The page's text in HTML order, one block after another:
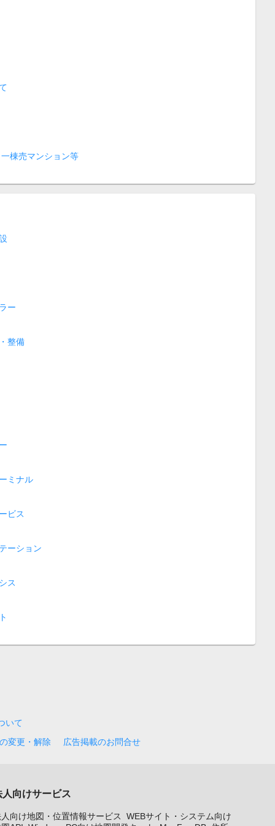
棟売マンション等
ー
整備
ミナル
ビス
ーション
ス
いて
変更・解除 広告掲載のお問合せ
人向けサービス
向け地図・位置情報サービス
WEBサイト・システム向け